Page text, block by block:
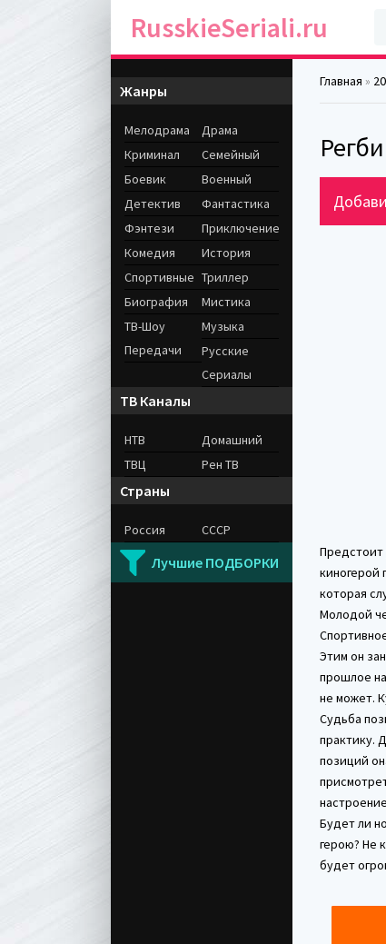
RusskieSeriali.ru
Главная »
Предстоит
киногерой
которая
Молодой
Этим он
прошлое
не может.
Судьба
практику.
позиций
Будет ли
герою? Не
будет
Жанры
Мелодрама
Драма
Криминал
Семейный
Боевик
Военный
Детектив
Фантастика
Фэнтези
Приключение
Комедия
История
Спортивные Триллер
Биография
Мистика
ТВ-Шоу
Передачи
Музыка
Русские
Сериалы
ТВ Каналы
НТВ
Домашний
ТВЦ
Рен ТВ
Страны
Россия СССР
Лучшие ПОДБОРКИ